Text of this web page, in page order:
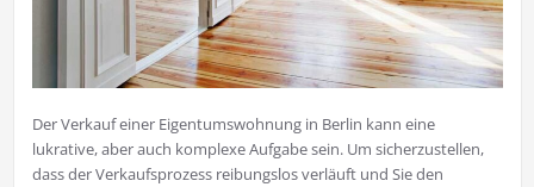
Der Verkauf einer Eigentumswohnung in Berlin kann eine
lukrative, aber auch komplexe Aufgabe sein. Um sicherzustellen,
dass der Verkaufsprozess reibungslos verläuft und Sie den